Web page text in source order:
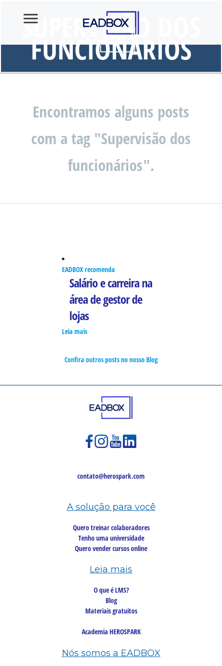
SUPERVISÃO DOS
FUNCIONÁRIOS
Encontramos alguns posts
com a tag "Supervisão dos
funcionários".
EADBOX recomenda
Salário e carreira na
área de gestor de
lojas
Leia mais
Confira outros posts no nosso Blog
contato@herospark.com
A solução para você
Quero treinar colaboradores
Tenho uma universidade
Quero vender cursos online
Leia mais
O que é LMS?
Blog
Materiais gratuitos
Academia HEROSPARK
Nós somos a EADBOX